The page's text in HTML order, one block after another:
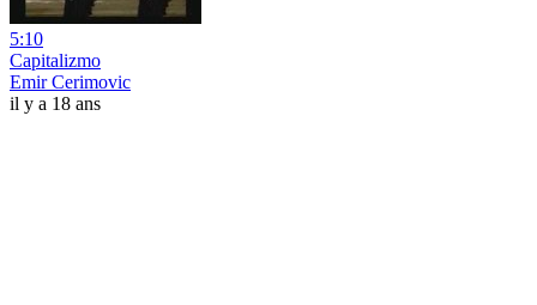
5:10
Capitalizmo
Emir Cerimovic
il y a 18 ans